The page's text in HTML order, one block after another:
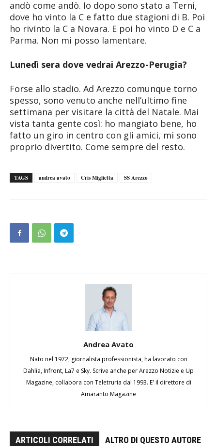
andò come andò. Io dopo sono stato a Terni,
dove ho vinto la C e fatto due stagioni di B. Poi
ho rivinto la C a Novara. E poi ho vinto D e C a
Parma. Non mi posso lamentare.
Lunedì sera dove vedrai Arezzo-Perugia?
Forse allo stadio. Ad Arezzo comunque torno
spesso, sono venuto anche nell’ultimo fine
settimana per visitare la città del Natale. Mai
vista tanta gente così: ho mangiato bene, ho
fatto un giro in centro con gli amici, mi sono
proprio divertito. Come sempre del resto.
TAGS andrea avato Cris Miglietta SS Arezzo
Andrea Avato
Nato nel 1972, giornalista professionista, ha lavorato con
Dahlia, Infront, La7 e Sky. Scrive anche per Arezzo Notizie e Up
Magazine, collabora con Teletruria dal 1993. E' il direttore di
Amaranto Magazine
ARTICOLI CORRELATI ALTRO DI QUESTO AUTORE